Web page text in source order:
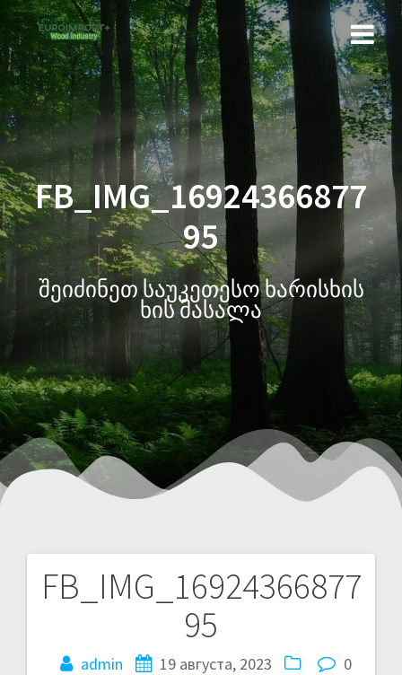
FB_IMG_16924366877
95
შეიძინეთ საუკეთესო ხარისხის
ხის მასალა
FB_IMG_16924366877
95
admin 19 августа, 2023 0